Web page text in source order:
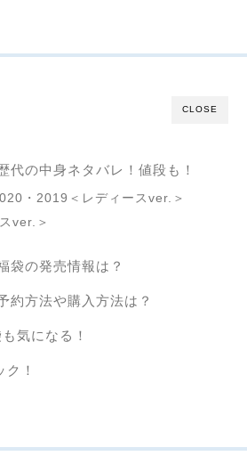
CLOSE
の中身ネタバレ！値段も！
・2019＜レディースver.＞
ver.＞
袋の発売情報は？
約方法や購入方法は？
気になる！
！